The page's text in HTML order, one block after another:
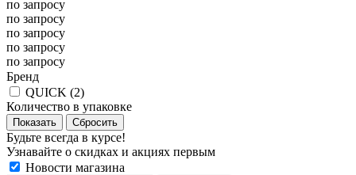
по запросу
по запросу
по запросу
по запросу
по запросу
Бренд
QUICK (2)
Количество в упаковке
Показать Сбросить
Будьте всегда в курсе!
Узнавайте о скидках и акциях первым
Новости магазина